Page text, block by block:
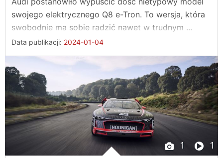
swojego elektrycznego Q8 e-Tron. To wersja, która
swobodnie ma sobie radzić nawet w trudnym ...
Data publikacji: 2024-01-04
1 1